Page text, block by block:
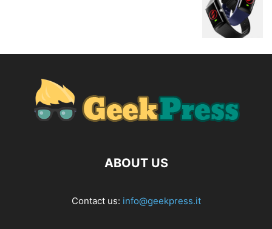
ABOUT US
Contact us: info@geekpress.it